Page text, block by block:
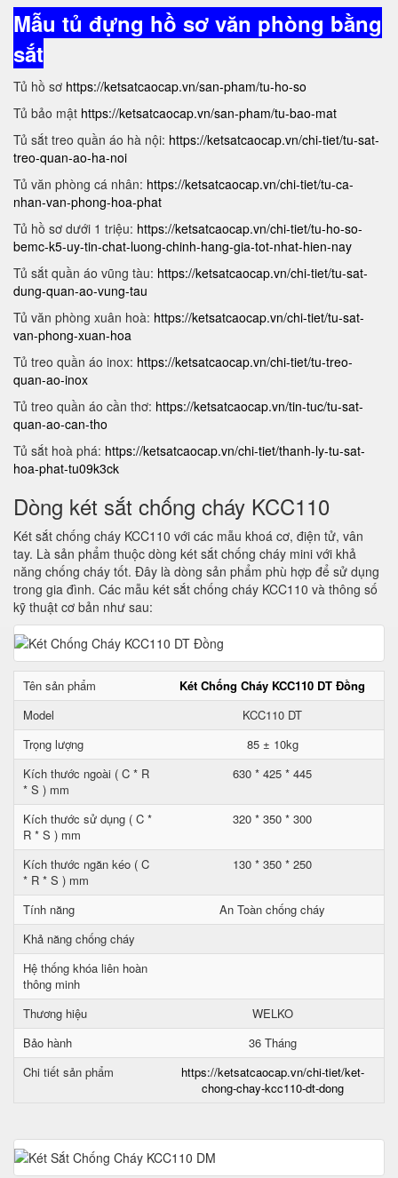
Mẫu tủ đựng hồ sơ văn phòng bằng
sắt
Tủ hồ sơ https://ketsatcaocap.vn/san-pham/tu-ho-so
Tủ bảo mật https://ketsatcaocap.vn/san-pham/tu-bao-mat
Tủ sắt treo quần áo hà nội: https://ketsatcaocap.vn/chi-tiet/tu-sat-
treo-quan-ao-ha-noi
Tủ văn phòng cá nhân: https://ketsatcaocap.vn/chi-tiet/tu-ca-
nhan-van-phong-hoa-phat
Tủ hồ sơ dưới 1 triệu: https://ketsatcaocap.vn/chi-tiet/tu-ho-so-
bemc-k5-uy-tin-chat-luong-chinh-hang-gia-tot-nhat-hien-nay
Tủ sắt quần áo vũng tàu: https://ketsatcaocap.vn/chi-tiet/tu-sat-
dung-quan-ao-vung-tau
Tủ văn phòng xuân hoà: https://ketsatcaocap.vn/chi-tiet/tu-sat-
van-phong-xuan-hoa
Tủ treo quần áo inox: https://ketsatcaocap.vn/chi-tiet/tu-treo-
quan-ao-inox
Tủ treo quần áo cần thơ: https://ketsatcaocap.vn/tin-tuc/tu-sat-
quan-ao-can-tho
Tủ sắt hoà phá: https://ketsatcaocap.vn/chi-tiet/thanh-ly-tu-sat-
hoa-phat-tu09k3ck
Dòng két sắt chống cháy KCC110
Két sắt chống cháy KCC110 với các mẫu khoá cơ, điện tử, vân
tay. Là sản phẩm thuộc dòng két sắt chống cháy mini với khả
năng chống cháy tốt. Đây là dòng sản phẩm phù hợp để sử dụng
trong gia đình. Các mẫu két sắt chống cháy KCC110 và thông số
kỹ thuật cơ bản như sau:
Tên sản phẩm
Két Chống Cháy KCC110 DT Đồng
Model
KCC110 DT
Trọng lượng
85 ± 10kg
Kích thước ngoài ( C * R
* S ) mm
630 * 425 * 445
Kích thước sử dụng ( C *
R * S ) mm
320 * 350 * 300
Kích thước ngăn kéo ( C
* R * S ) mm
130 * 350 * 250
Tính năng
An Toàn chống cháy
Khả năng chống cháy
Hệ thống khóa liên hoàn
thông minh
Thương hiệu
WELKO
Bảo hành
36 Tháng
Chi tiết sản phẩm
https://ketsatcaocap.vn/chi-tiet/ket-
chong-chay-kcc110-dt-dong